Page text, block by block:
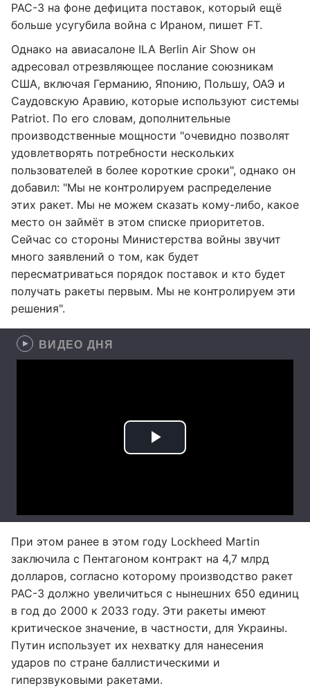
PAC-3 на фоне дефицита поставок, который ещё
больше усугубила война с Ираном, пишет FT.
Однако на авиасалоне ILA Berlin Air Show он
адресовал отрезвляющее послание союзникам
США, включая Германию, Японию, Польшу, ОАЭ и
Саудовскую Аравию, которые используют системы
Patriot. По его словам, дополнительные
производственные мощности "очевидно позволят
удовлетворять потребности нескольких
пользователей в более короткие сроки", однако он
добавил: "Мы не контролируем распределение
этих ракет. Мы не можем сказать кому-либо, какое
место он займёт в этом списке приоритетов.
Сейчас со стороны Министерства войны звучит
много заявлений о том, как будет
пересматриваться порядок поставок и кто будет
получать ракеты первым. Мы не контролируем эти
решения".
ВИДЕО ДНЯ
При этом ранее в этом году Lockheed Martin
заключила с Пентагоном контракт на 4,7 млрд
долларов, согласно которому производство ракет
PAC-3 должно увеличиться с нынешних 650 единиц
в год до 2000 к 2033 году. Эти ракеты имеют
критическое значение, в частности, для Украины.
Путин использует их нехватку для нанесения
ударов по стране баллистическими и
гиперзвуковыми ракетами.